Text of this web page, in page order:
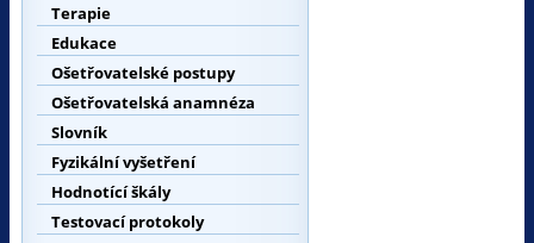
Terapie
Edukace
Ošetřovatelské postupy
Ošetřovatelská anamnéza
Slovník
Fyzikální vyšetření
Hodnotící škály
Testovací protokoly